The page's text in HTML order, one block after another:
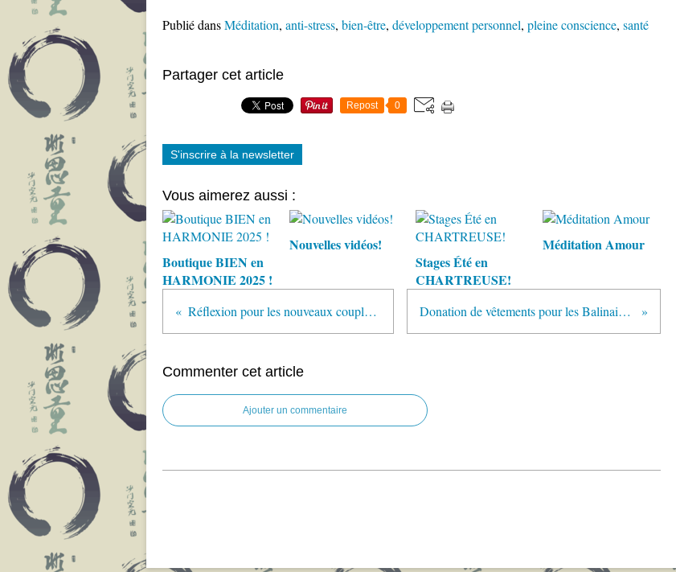
Publié dansMéditation, anti-stress, bien-être, développement personnel, pleine conscience, santé
Partager cet article
Repost 0
S'inscrire à la newsletter
Vous aimerez aussi :
Boutique BIEN en
HARMONIE 2025 !
Nouvelles vidéos!
Stages Été en
CHARTREUSE!
Méditation Amour
Réflexion pour les nouveaux couples… Donation de vêtements pour les Balinais(e)s
Commenter cet article
Ajouter un commentaire